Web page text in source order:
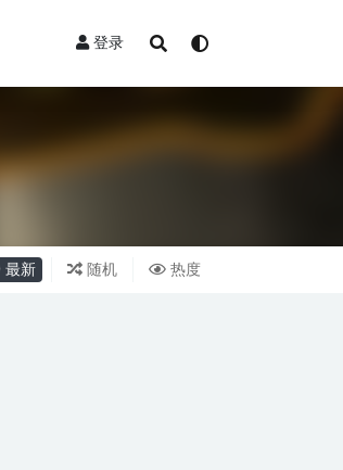
登录
最新 随机 热度